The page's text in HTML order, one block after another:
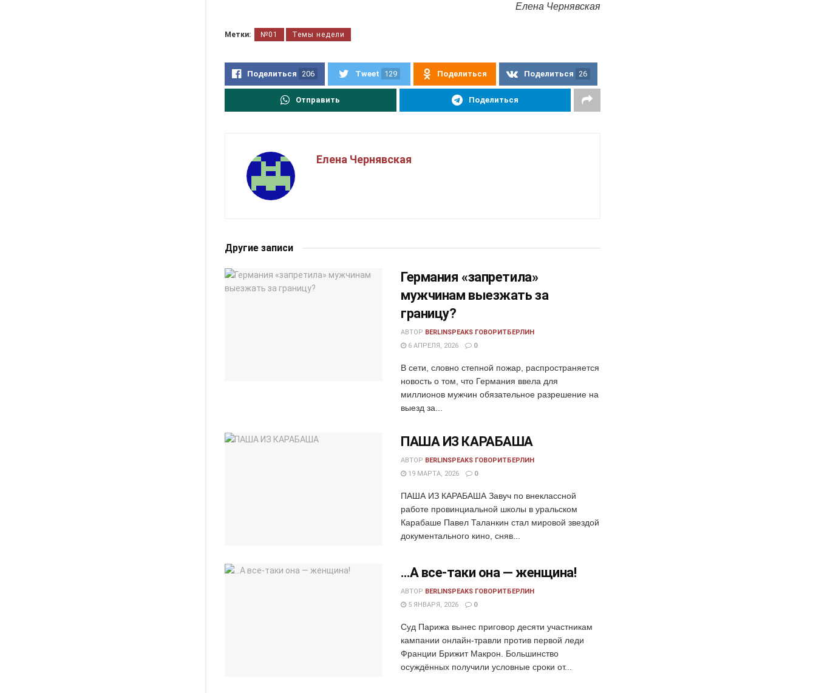
Елена Чернявская
Метки: №01 Темы недели
Поделиться 206 Tweet 129 Поделиться Поделиться 26
Отправить Поделиться
Елена Чернявская
Другие записи
Германия «запретила»
мужчинам выезжать за
границу?
АВТОР BERLINSPEAKS ГОВОРИТБЕРЛИН
6 АПРЕЛЯ, 2026
0
В сети, словно степной пожар, распространяется
новость о том, что Германия ввела для
миллионов мужчин обязательное разрешение на
выезд за...
ПАША ИЗ КАРАБАША
АВТОР BERLINSPEAKS ГОВОРИТБЕРЛИН
19 МАРТА, 2026
0
ПАША ИЗ КАРАБАША Завуч по внеклассной
работе провинциальной школы в уральском
Карабаше Павел Таланкин стал мировой звездой
документального кино, сняв...
…А все-таки она — женщина!
АВТОР BERLINSPEAKS ГОВОРИТБЕРЛИН
5 ЯНВАРЯ, 2026
0
Суд Парижа вынес приговор десяти участникам
кампании онлайн-травли против первой леди
Франции Брижит Макрон. Большинство
осуждённых получили условные сроки от...